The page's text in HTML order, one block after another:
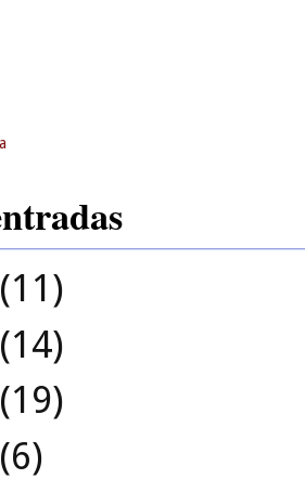
(11)
(14)
(19)
(6)